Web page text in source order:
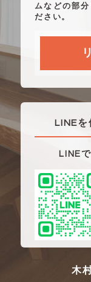
ムなどの部
ださい。
LINE
LINE
木